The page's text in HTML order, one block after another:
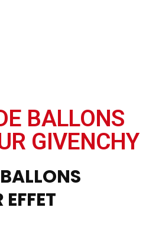
BALLONS
GIVENCHY